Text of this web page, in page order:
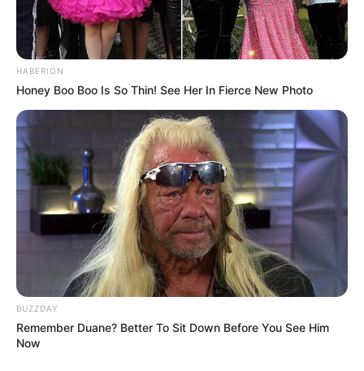
HABERION
Honey Boo Boo Is So Thin! See Her In Fierce New Photo
BUZZDAY
Remember Duane? Better To Sit Down Before You See Him
Now